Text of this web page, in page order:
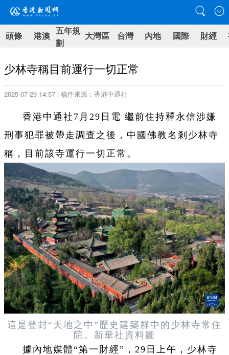
頭條 港澳 五年規
劃
大灣區 台灣 內地 國際 財經
少林寺稱目前運行一切正常
2025-07-29 14:57 | 稿件來源：香港中通社
香港中通社7月29日電 繼前住持釋永信涉嫌
刑事犯罪被帶走調查之後，中國佛教名剎少林寺
稱，目前該寺運行一切正常。
這是登封“天地之中”歷史建築群中的少林寺常住
院。新華社資料圖
據內地媒體“第一財經”，29日上午，少林寺